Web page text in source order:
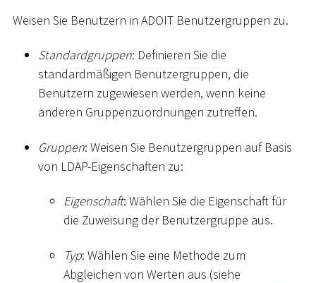
Weisen Sie Benutzern in ADOIT Benutzergruppen zu.
Standardgruppen: Definieren Sie die
standardmäßigen Benutzergruppen, die
Benutzern zugewiesen werden, wenn keine
anderen Gruppenzuordnungen zutreffen.
Gruppen: Weisen Sie Benutzergruppen auf Basis
von LDAP-Eigenschaften zu:
Eigenschaft: Wählen Sie die Eigenschaft für
die Zuweisung der Benutzergruppe aus.
Typ: Wählen Sie eine Methode zum
Abgleichen von Werten aus (siehe